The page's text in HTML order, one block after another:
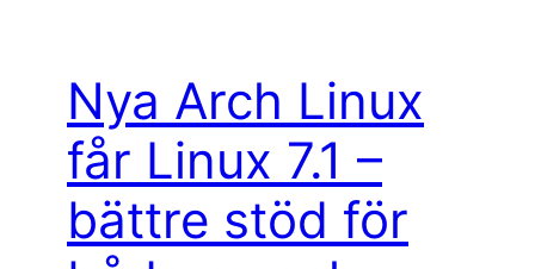
Nya Arch Linux
får Linux 7.1 –
bättre stöd för